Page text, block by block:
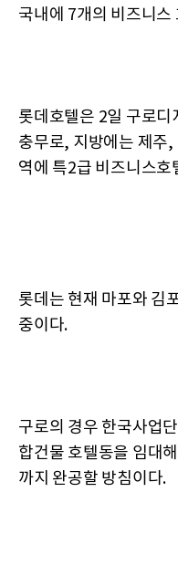
국내에 7개의 비즈니스
롯데호텔은 2일 구로
충무로, 지방에는 제주,
역에 특2급 비즈니스
롯데는 현재 마포와 김
중이다.
구로의 경우 한국사업
합건물 호텔동을 임대
까지 완공할 방침이다.